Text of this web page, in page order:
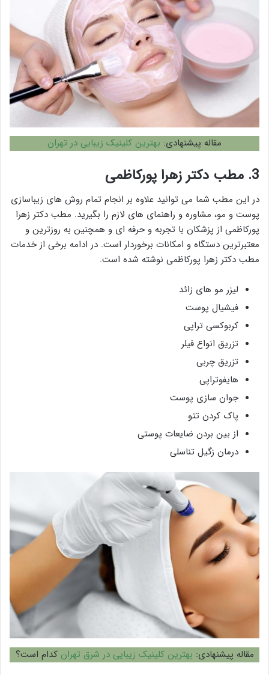
مقاله پیشنهادی: بهترین کلینیک زیبایی در تهران
3. مطب دکتر زهرا پورکاظمی
در این مطب شما می توانید علاوه بر انجام تمام روش های زیباسازی
پوست و مو، مشاوره و راهنمای های لازم را بگیرید. مطب دکتر زهرا
پورکاظمی از پزشکان با تجربه و حرفه ای و همچنین به روزترین و
معتبرترین دستگاه و امکانات برخوردار است. در ادامه برخی از خدمات
مطب دکتر زهرا پورکاظمی نوشته شده است.
لیزر مو های زائد
فیشیال پوست
کربوکسی تراپی
تزریق انواع فیلر
تزریق چربی
هایفوتراپی
جوان سازی پوست
پاک کردن تتو
از بین بردن ضایعات پوستی
درمان زگیل تناسلی
مقاله پیشنهادی: بهترین کلینیک زیبایی در شرق تهران کدام است؟